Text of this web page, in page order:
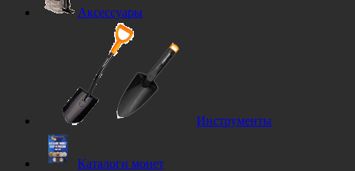
Аксессуары
Инструменты
Каталоги монет